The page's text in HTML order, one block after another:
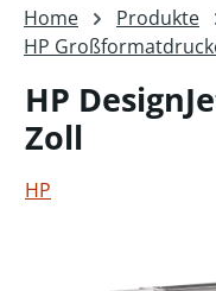
Home Produkte
HP
HP
Zoll
HP